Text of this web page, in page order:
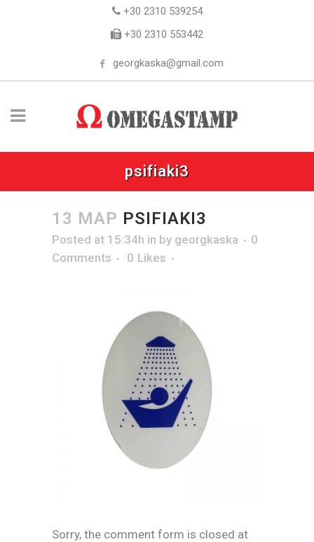
+30 2310 539254
+30 2310 553442
georgkaska@gmail.com
psifiaki3
13 ΜΑΡ PSIFIAKI3
Posted at 15:34h in by georgkaska
0
Comments
0 Likes
Sorry, the comment form is closed at